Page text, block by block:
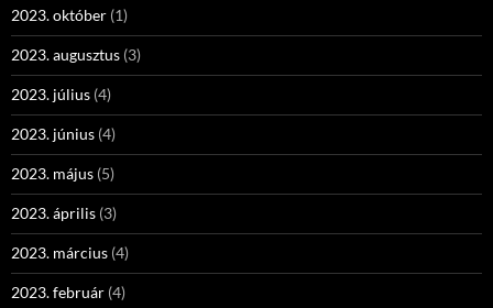
2023. október (1)
2023. augusztus (3)
2023. július (4)
2023. június (4)
2023. május (5)
2023. április (3)
2023. március (4)
2023. február (4)